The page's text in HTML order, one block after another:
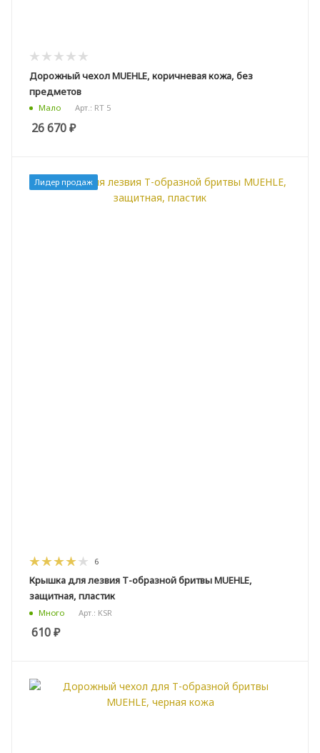
Дорожный чехол MUEHLE, коричневая кожа, без
предметов
Мало Арт.: RT 5
26 670₽
Лидер продаж
6
Крышка для лезвия Т-образной бритвы MUEHLE,
защитная, пластик
Много Арт.: KSR
610₽